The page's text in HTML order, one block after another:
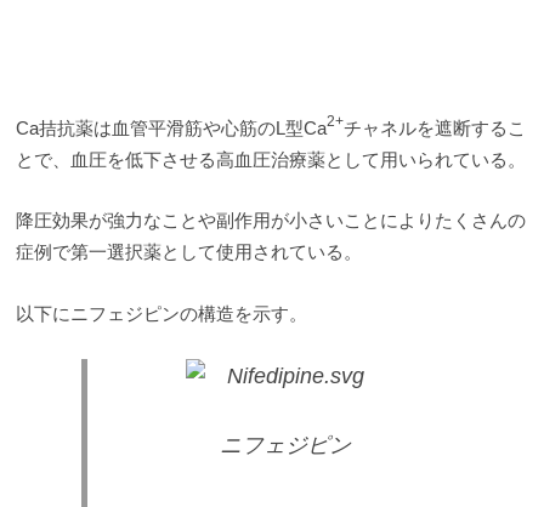
Ca拮抗薬は血管平滑筋や心筋のL型Ca2+チャネルを遮断するこ
とで、血圧を低下させる高血圧治療薬として用いられている。
降圧効果が強力なことや副作用が小さいことによりたくさんの
症例で第一選択薬として使用されている。
以下にニフェジピンの構造を示す。
ニフェジピン